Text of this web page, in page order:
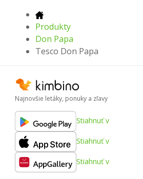
Produkty
Don Papa
Tesco Don Papa
Najnovšie letáky, ponuky a zľavy
Stiahnuť v
Stiahnuť v
Stiahnuť v